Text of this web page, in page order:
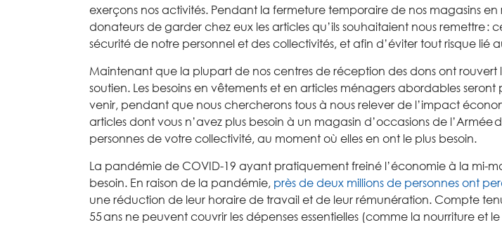
exerçons nos activités. Pendant la fermeture temporaire de nos magasins en
donateurs de garder chez eux les articles qu’ils souhaitaient nous remettre:
sécurité de notre personnel et des collectivités, et afin d’éviter tout risque lié
Maintenant que la plupart de nos centres de réception des dons ont rouvert
soutien. Les besoins en vêtements et en articles ménagers abordables seront
venir, pendant que nous chercherons tous à nous relever de l’impact
articles dont vous n’avez plus besoin à un magasin d’occasions de l’Armée
personnes de votre collectivité, au moment où elles en ont le plus besoin.
La pandémie de COVID-19 ayant pratiquement freiné l’économie à la mi-
besoin. En raison de la pandémie, près de deux millions de personnes ont
une réduction de leur horaire de travail et de leur rémunération. Compte
55ans ne peuvent couvrir les dépenses essentielles (comme la nourriture et